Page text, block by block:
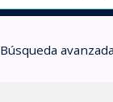
Búsqueda avanzada